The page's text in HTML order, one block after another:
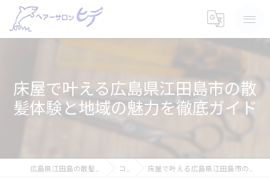
床屋で叶える広島県江田島市の散
髪体験と地域の魅力を徹底ガイド
コラム 床屋で叶える広島県江田島市の散髪体験と地域の魅力を徹底ガイド